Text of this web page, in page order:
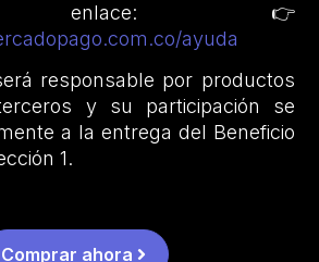
enlace: 👉
ayuda
responsable por productos
y su participación se
a la entrega del Beneficio
1.
Comprar ahora